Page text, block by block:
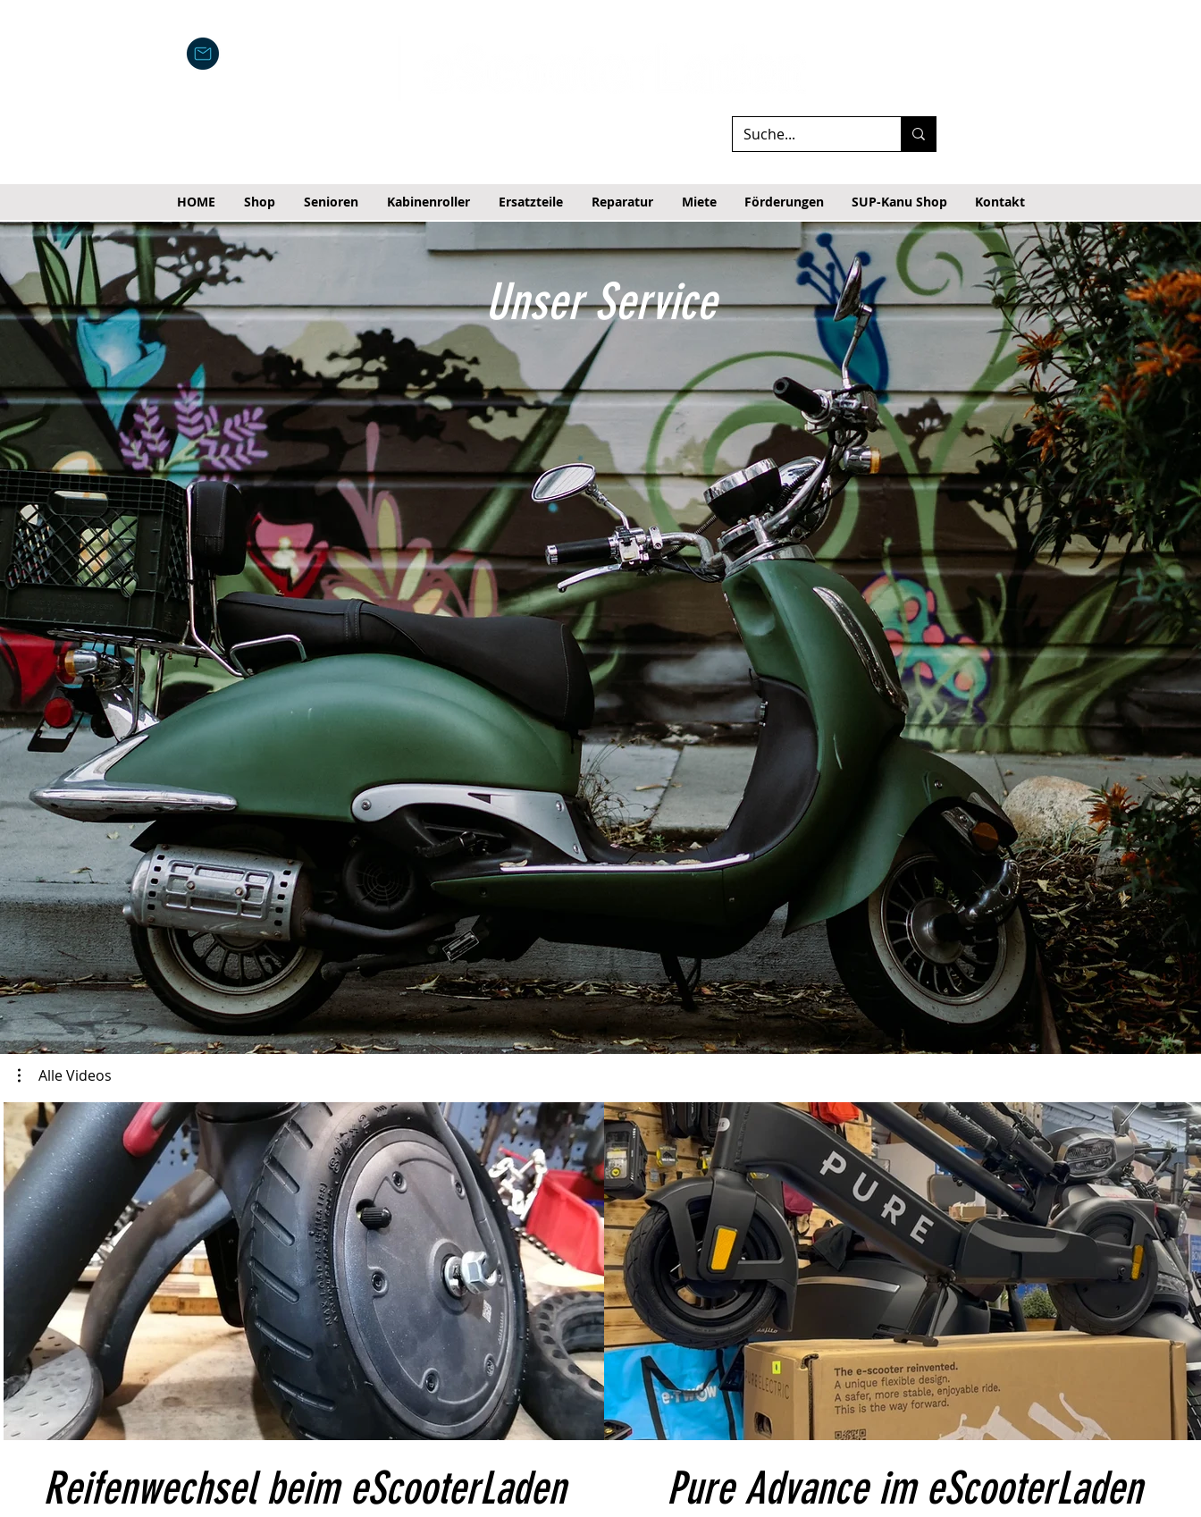
HOME Shop Senioren Kabinenroller Ersatzteile Reparatur Miete Förderungen SUP-Kanu Shop Kontakt
Unser Service
Alle Videos
Video abspielen
Reifenwechsel beim eScooterLaden
Video abspielen
Pure Advance im eScooterLaden